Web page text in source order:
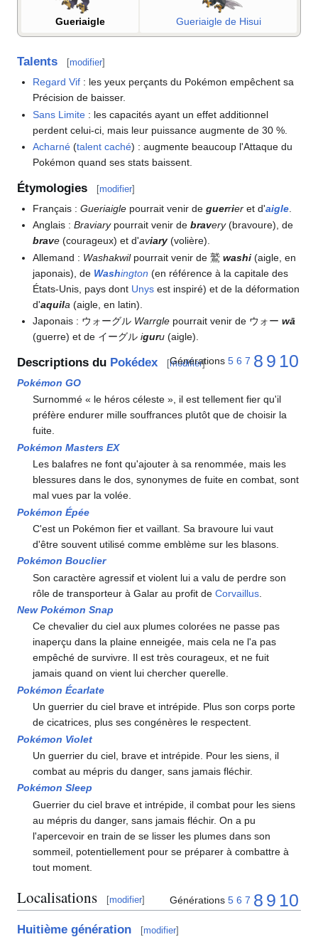
Gueriaigle Gueriaigle de Hisui
Talents [modifier]
Regard Vif : les yeux perçants du Pokémon empêchent sa
Précision de baisser.
Sans Limite : les capacités ayant un effet additionnel
perdent celui-ci, mais leur puissance augmente de 30 %.
Acharné (talent caché) : augmente beaucoup l'Attaque du
Pokémon quand ses stats baissent.
Étymologies [modifier]
Français :Gueriaigle pourrait venir deguerrier et d'aigle
Anglais :Braviarypourrait venir debravery(bravoure), de
brave (courageux) et d'aviary (volière).
Allemand : Washakwilpourrait venir de 鷲washi (aigle, en
japonais), de Washington (en référence à la capitale des
États-Unis, pays dont Unys est inspiré) et de la déformation
d'aquila (aigle, en latin).
Japonais : ウォーグル Warrgle pourrait venir de ウォーwā
(guerre) et de イーグルiguru (aigle).
Descriptions du Pokédex [modifier]
Générations 5 6 7 8 9 10
Pokémon GO
Surnommé « le héros céleste », il est tellement fier qu'il
préfère endurer mille souffrances plutôt que de choisir la
fuite.
Pokémon Masters EX
Les balafres ne font qu'ajouter à sa renommée, mais les
blessures dans le dos, synonymes de fuite en combat, sont
mal vues par la volée.
Pokémon Épée
C'est un Pokémon fier et vaillant. Sa bravoure lui vaut
d'être souvent utilisé comme emblème sur les blasons.
Pokémon Bouclier
Son caractère agressif et violent lui a valu de perdre son
rôle de transporteur à Galar au profit deCorvaillus
New Pokémon Snap
Ce chevalier du ciel aux plumes colorées ne passe pas
inaperçu dans la plaine enneigée, mais cela ne l'a pas
empêché de survivre. Il est très courageux, et ne fuit
jamais quand on vient lui chercher querelle.
Pokémon Écarlate
Un guerrier du ciel brave et intrépide. Plus son corps porte
de cicatrices, plus ses congénères le respectent.
Pokémon Violet
Un guerrier du ciel, brave et intrépide. Pour les siens, il
combat au mépris du danger, sans jamais fléchir.
Pokémon Sleep
Guerrier du ciel brave et intrépide, il combat pour les siens
au mépris du danger, sans jamais fléchir. On a pu
l'apercevoir en train de se lisser les plumes dans son
sommeil, potentiellement pour se préparer à combattre à
tout moment.
Localisations [modifier] Générations 5 6 7 8 9 10
Huitième génération [modifier]